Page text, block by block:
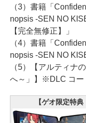
（3）書籍「
nopsis -SEN NO
【完全無修正】」
（4）書籍「
nopsis -SEN NO
（5）【アルティナ
へ～」】※DLC コー
【ゲオ限定特